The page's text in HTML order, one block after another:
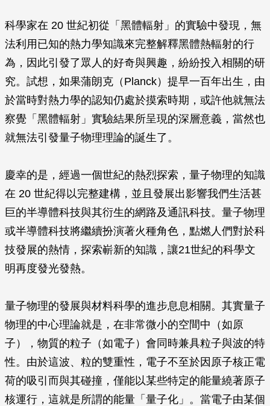
科學家在 20 世紀初從「黑體輻射」的實驗中發現，無
法利用已知的熱力學知識來完整解釋黑體熱輻射的行
為，因此引發了眾人的好奇與興趣，紛紛投入相關的研
究。試想，如果蒲朗克（Planck）提早一百年出生，由
於當時對熱力學的認知仍處於摸索時期，或許他就無法
察覺「黑體輻射」實驗結果所呈現的深層意義，當然也
就無法引發量子物理理論的誕生了。
慶幸的是，經過一個世紀的熱烈探索，量子物理的知識
在 20 世紀得以完整建構，並且發展出影響我們生活甚
巨的半導體科技與其衍生的網路及通訊科技。量子物理
或半導體科技將繼續扮演著火種角色，點燃人們對於科
技發展的熱情，探索嶄新的知識，讓21世紀的科學文
明再度發光發熱。
量子物理的發展與材料科學的進步息息相關。其實量子
物理的中心理論就是，在非常微小的空間中（如原
子），物質的粒子（如電子）會同時兼具粒子與波的特
性。由於這波、粒的雙重性，電子不至於因原子核正電
荷的吸引而與其碰撞，僅能以某些特定的能量繞著原子
核運行，這就是所謂的能量「量子化」。當電子由某個